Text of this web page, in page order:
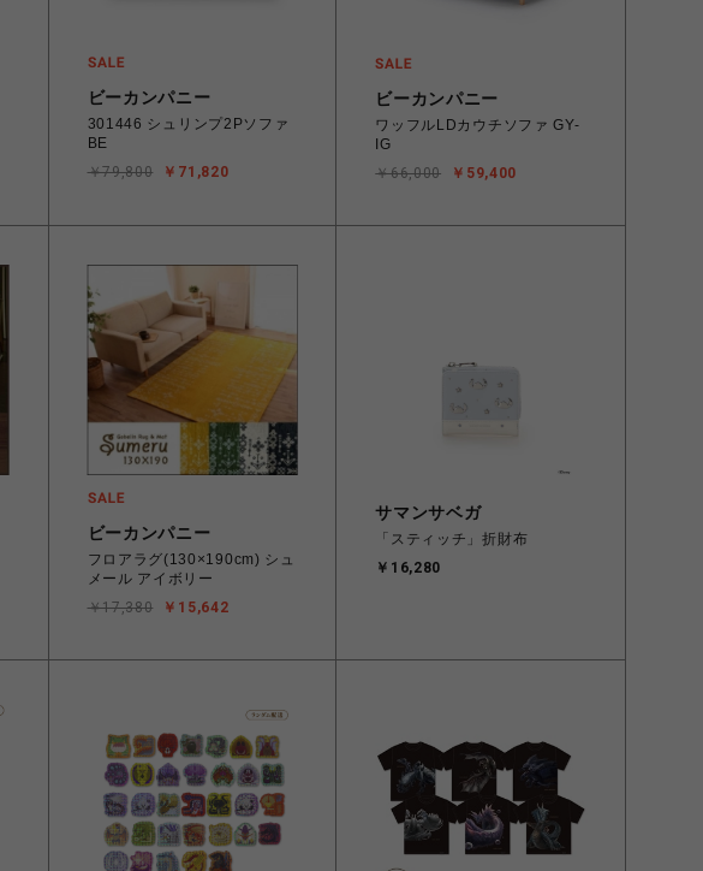
ビーカンパニー
301446 シュリンプ2Pソファ
BE
￥71,820
￥79,800
ビーカンパニー
ワッフルLDカウチソファ GY-
IG
￥59,400
￥66,000
ビーカンパニー
フロアラグ(130×190cm) シュ
メール アイボリー
￥15,642
￥17,380
サマンサベガ
「スティッチ」折財布
￥16,280